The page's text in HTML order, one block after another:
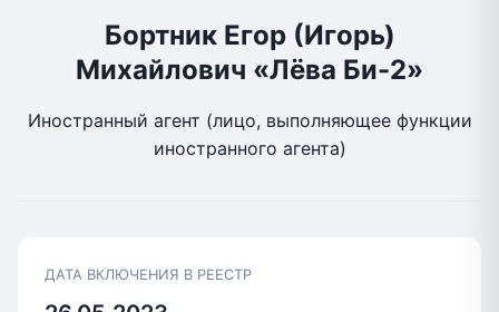
Бортник Егор (Игорь)
Михайлович «Лёва Би-2»
Иностранный агент (лицо, выполняющее функции
иностранного агента)
ДАТА ВКЛЮЧЕНИЯ В РЕЕСТР